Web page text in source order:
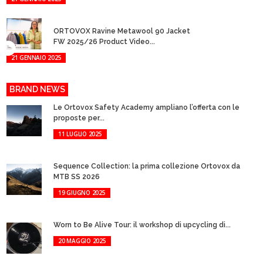
ORTOVOX Ravine Metawool 90 Jacket
FW 2025/26 Product Video...
21 GENNAIO 2025
BRAND NEWS
Le Ortovox Safety Academy ampliano l’offerta con le
proposte per...
11 LUGLIO 2025
Sequence Collection: la prima collezione Ortovox da
MTB SS 2026
19 GIUGNO 2025
Worn to Be Alive Tour: il workshop di upcycling di...
20 MAGGIO 2025